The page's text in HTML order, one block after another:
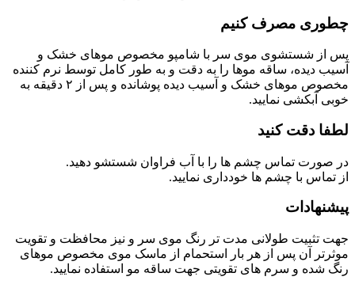
چطوری مصرف کنیم
پس از شستشوی موی سر با شامپو مخصوص موهای خشک و
آسیب دیده، ساقه موها را به دقت و به طور کامل توسط نرم کننده
مخصوص موهای خشک و آسیب دیده پوشانده و پس از ۲ دقیقه به
خوبی آبکشی نمایید.
لطفا دقت کنید
در صورت تماس چشم ها را با آب فراوان شستشو دهید.
از تماس با چشم ها خودداری نمایید.
پیشنهادات
جهت تثبیت طولانی مدت تر رنگ موی سر و نیز محافظت و تقویت
موثرتر آن پس از هر بار استحمام از ماسک موی مخصوص موهای
رنگ شده و سرم های تقویتی جهت ساقه مو استفاده نمایید.